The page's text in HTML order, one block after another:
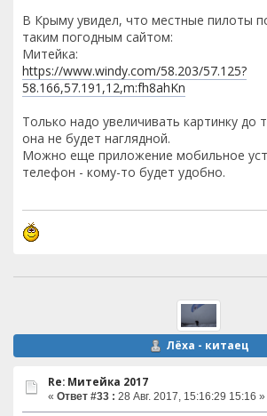
В Крыму увидел, что местные пилоты
таким погодным сайтом:
Митейка:
https://www.windy.com/58.203/57.125?
58.166,57.191,12,m:fh8ahKn
Только надо увеличивать картинку до
она не будет наглядной.
Можно еще приложение мобильное
телефон - кому-то будет удобно.
Лёха - китаец
Re: Митейка 2017
« Ответ #33 : 28 Авг. 2017, 15:16:29 15:16 »